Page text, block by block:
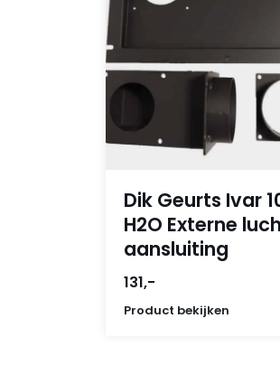
Dik Geurts Ivar
H2O Externe
aansluiting
131,-
Product bekijken